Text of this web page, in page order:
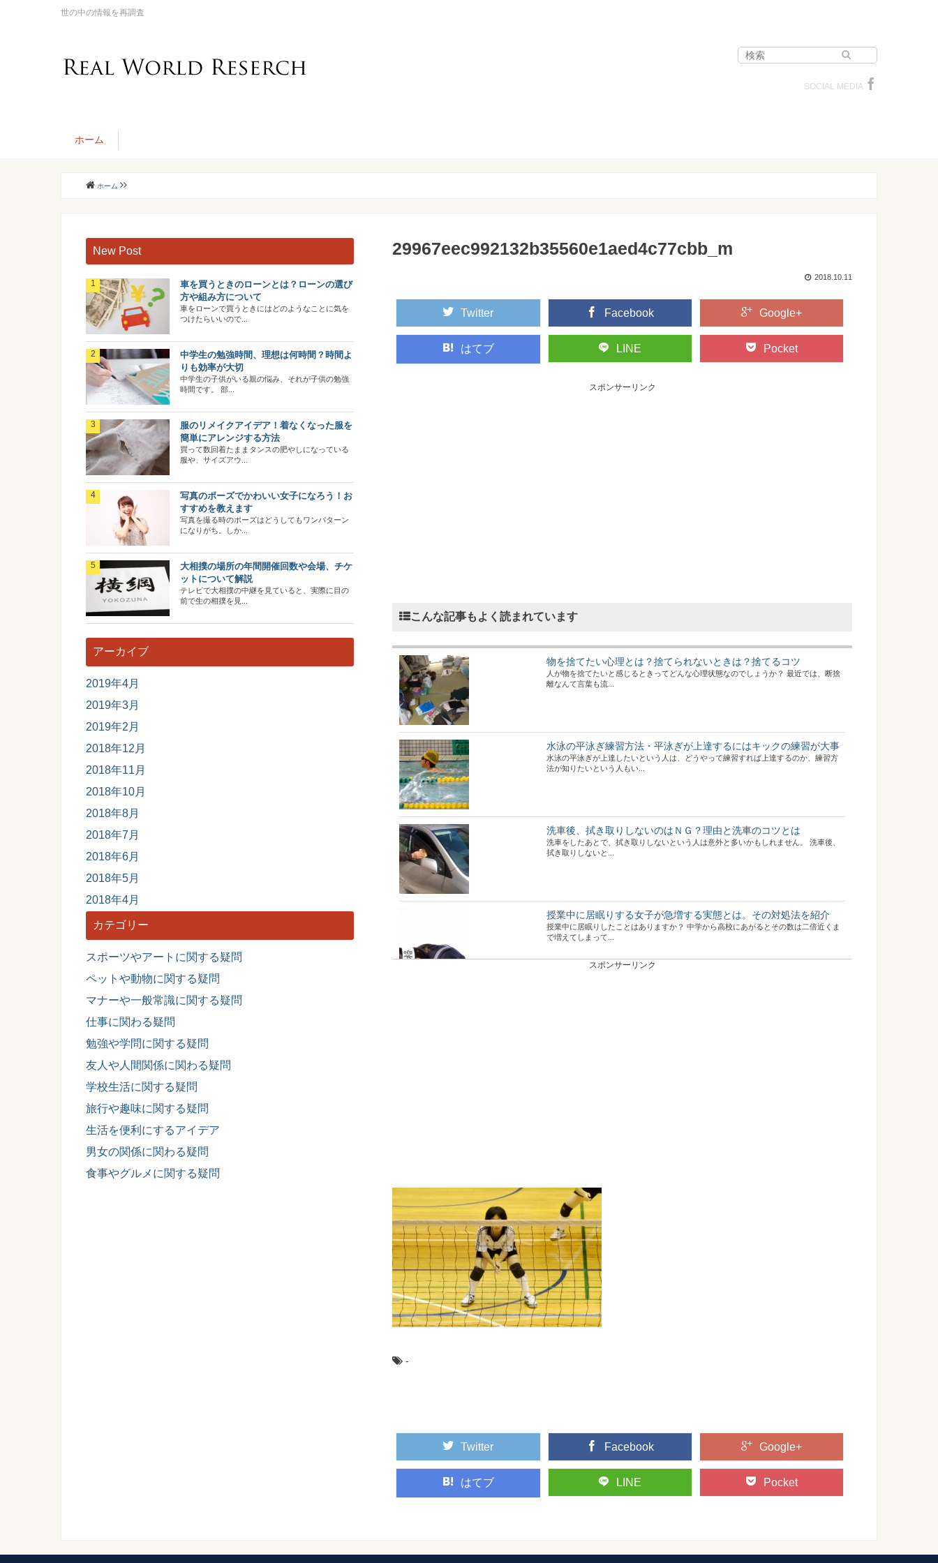
世の中の情報を再調査
SOCIAL MEDIA
ホーム
ホーム
29967eec992132b35560e1aed4c77cbb_m
2018.10.11
Twitter Facebook Google+
はてブ LINE Pocket
スポンサーリンク
こんな記事もよく読まれています
物を捨てたい心理とは？捨てられないときは？捨てるコツ
人が物を捨てたいと感じるときってどんな心理状態なのでしょうか？ 最近では、断捨
離なんて言葉も流...
水泳の平泳ぎ練習方法・平泳ぎが上達するにはキックの練習が大事
水泳の平泳ぎが上達したいという人は、どうやって練習すれば上達するのか、練習方
法が知りたいという人もい...
洗車後、拭き取りしないのはＮＧ？理由と洗車のコツとは
洗車をしたあとで、拭き取りしないという人は意外と多いかもしれません。 洗車後、
拭き取りしないと...
授業中に居眠りする女子が急増する実態とは。その対処法を紹介
授業中に居眠りしたことはありますか？ 中学から高校にあがるとその数は二倍近くま
で増えてしまって...
いいのでしょうか？ ...
豚汁には隠し味が必要？コクを出す方法と使う豚肉の部位について
豚汁は味噌汁ではありません！ ですから、味噌だけで調味してしまうと、なんだか抜
けたような味の汁...
塗り絵をしている子供が黒色ばかりを使っていたらなんだか心配になってしまいます
よね。 ここでは、...
スポンサーリンク
-
Twitter Facebook Google+
はてブ LINE Pocket
New Post
車を買うときのローンとは？ローンの選び
方や組み方について
車をローンで買うときにはどのようなことに気を
つけたらいいので...
中学生の勉強時間、理想は何時間？時間よ
りも効率が大切
中学生の子供がいる親の悩み、それが子供の勉強
時間です。 部...
服のリメイクアイデア！着なくなった服を
簡単にアレンジする方法
買って数回着たままタンスの肥やしになっている
服や、サイズアウ...
写真のポーズでかわいい女子になろう！お
すすめを教えます
写真を撮る時のポーズはどうしてもワンパターン
になりがち。しか...
大相撲の場所の年間開催回数や会場、チケ
ットについて解説
テレビで大相撲の中継を見ていると、実際に目の
前で生の相撲を見...
アーカイブ
2019年4月
2019年3月
2019年2月
2018年12月
2018年11月
2018年10月
2018年8月
2018年7月
2018年6月
2018年5月
2018年4月
カテゴリー
スポーツやアートに関する疑問
ペットや動物に関する疑問
マナーや一般常識に関する疑問
仕事に関わる疑問
勉強や学問に関する疑問
友人や人間関係に関わる疑問
学校生活に関する疑問
旅行や趣味に関する疑問
生活を便利にするアイデア
男女の関係に関わる疑問
食事やグルメに関する疑問